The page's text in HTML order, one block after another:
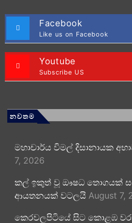
Facebook
Like us on Facebook
Youtube
Subscribe US
නවතම
මහාචාර්ය විමල් දිසානායක
7, 2026
කල් ඉකුත් වූ ඖෂධ තොගයක්
ආයතනයක් වටලයි August 7,
කෙරවලපිටියේ සිට කොළඹ